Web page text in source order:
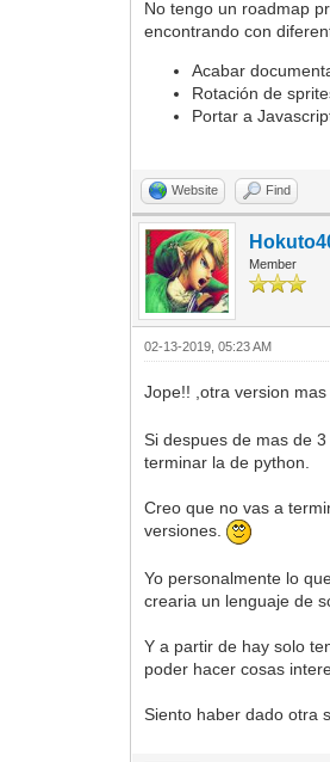
No tengo un roadmap
encontrando con
Acabar
Rotación de
Portar a
Website Find
Member
02-13-2019, 05:23 AM
Jope!! ,otra version
Si despues de mas de
terminar la de python.
Creo que no vas a
versiones.
Yo personalmente lo
crearia un lenguaje de
Y a partir de hay solo
poder hacer cosas
Siento haber dado otra